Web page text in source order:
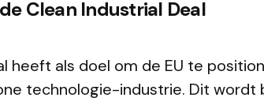
Clean Industrial Deal
heeft als doel om de EU te
technologie-industrie. Dit wordt